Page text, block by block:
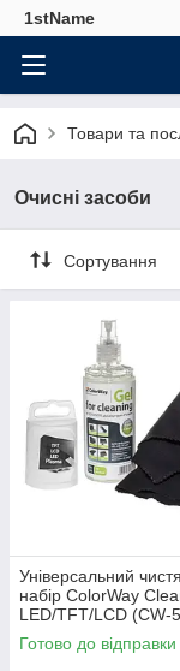
1stName
Товари та
Очисні засоби
Сортування
Універсальний
набір ColorWay
LED/TFT/LCD (CW-
Готово до відправки